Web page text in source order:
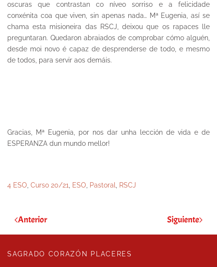
oscuras que contrastan co níveo sorriso e a felicidade
conxénita coa que viven, sin apenas nada… Mª Eugenia, así se
chama esta misioneira das RSCJ, deixou que os rapaces lle
preguntaran. Quedaron abraiados de comprobar cómo alguén,
desde moi novo é capaz de desprenderse de todo, e mesmo
de todos, para servir aos demáis.
Gracias, Mª Eugenia, por nos dar unha lección de vida e de
ESPERANZA dun mundo mellor!
4 ESO Curso 20/21 ESO Pastoral RSCJ
Anterior Siguiente
SAGRADO CORAZÓN PLACERES